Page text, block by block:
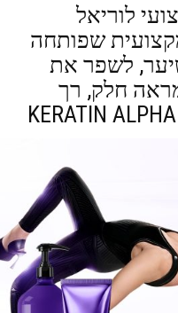
לוריאל
שפותחה
לשפר את
חלק, רך